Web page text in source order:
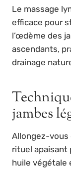
Le massage
efficace pour
l’œdème des
ascendants,
drainage
jambes
Allongez-
rituel apaisant
huile végétale